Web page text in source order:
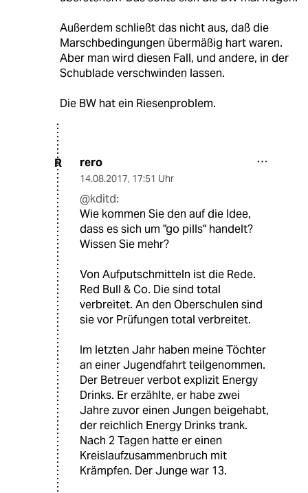
Außerdem schließt das nicht aus, daß die
Marschbedingungen übermäßig hart waren.
Aber man wird diesen Fall, und andere, in der
Schublade verschwinden lassen.
Die BW hat ein Riesenproblem.
R rero
14.08.2017, 17:51 Uhr
@kditd:
Wie kommen Sie den auf die Idee,
dass es sich um "go pills" handelt?
Wissen Sie mehr?
Von Aufputschmitteln ist die Rede.
Red Bull & Co. Die sind total
verbreitet. An den Oberschulen sind
sie vor Prüfungen total verbreitet.
Im letzten Jahr haben meine Töchter
an einer Jugendfahrt teilgenommen.
Der Betreuer verbot explizit Energy
Drinks. Er erzählte, er habe zwei
Jahre zuvor einen Jungen beigehabt,
der reichlich Energy Drinks trank.
Nach 2 Tagen hatte er einen
Kreislaufzusammenbruch mit
Krämpfen. Der Junge war 13.